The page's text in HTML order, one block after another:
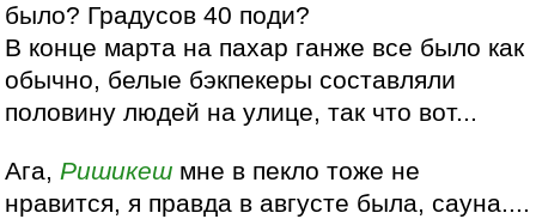
было? Градусов 40 поди?
В конце марта на пахар ганже все было как
обычно, белые бэкпекеры составляли
половину людей на улице, так что вот...
Ага, Ришикеш мне в пекло тоже не
нравится, я правда в августе была, сауна....